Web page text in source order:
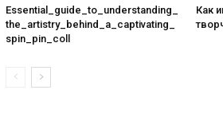
Essential_guide_to_understanding_
the_artistry_behind_a_captivating_
spin_pin_coll
Как